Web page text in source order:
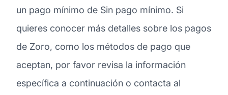
un pago mínimo de Sin pago mínimo. Si
quieres conocer más detalles sobre los pagos
de Zoro, como los métodos de pago que
aceptan, por favor revisa la información
específica a continuación o contacta al